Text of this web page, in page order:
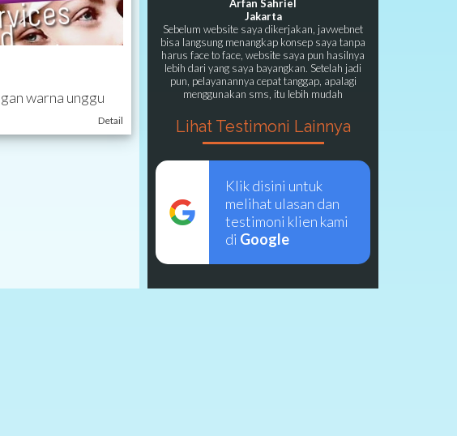
warna unggu
Detail
Arfan Sahriel
Jakarta
Sebelum website saya dikerjakan, javwebnet
bisa langsung menangkap konsep saya tanpa
harus face to face, website saya pun hasilnya
lebih dari yang saya bayangkan. Setelah jadi
pun, pelayanannya cepat tanggap, apalagi
menggunakan sms, itu lebih mudah
Lihat Testimoni Lainnya
Klik disini untuk
melihat ulasan dan
testimoni klien kami
di Google